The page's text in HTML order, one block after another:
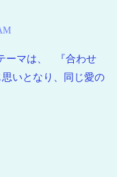
ーマは、 『合わせ
いとなり、同じ愛の